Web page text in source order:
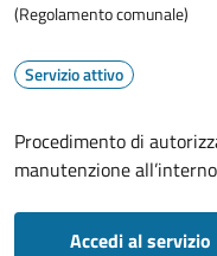
(Regolamento comunale)
Servizio attivo
Procedimento di
manutenzione
Accedi al servizio